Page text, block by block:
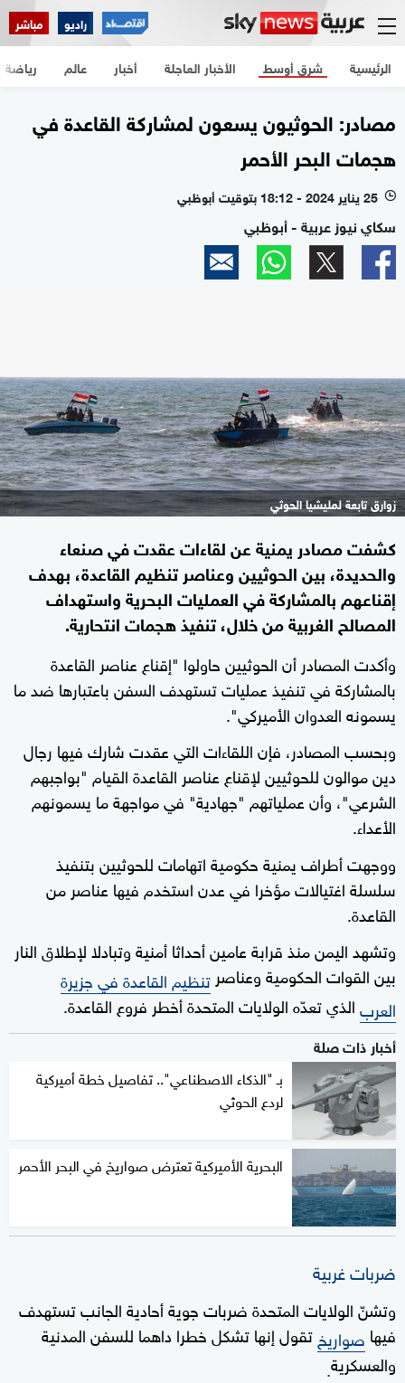
راديو مباشر
الرئيسية الأخبار العاجلة أخبار شرق أوسط عالم رياضة
مصادر: الحوثيون يسعون لمشاركة القاعدة في
هجمات البحر الأحمر
l 25 يناير 2024 - 18:12 بتوقيت أبوظبي
سكاي نيوز عربية - أبوظبي
زوارق تابعة لمليشيا الحوثي
كشفت مصادر يمنية عن لقاءات عقدت في صنعاء
والحديدة، بين الحوثيين وعناصر تنظيم القاعدة، بهدف
إقناعهم بالمشاركة في العمليات البحرية واستهداف
المصالح الغربية من خلال، تنفيذ هجمات انتحارية.
وأكدت المصادر أن الحوثيين حاولوا "إقناع عناصر القاعدة
بالمشاركة في تنفيذ عمليات تستهدف السفن باعتبارها ضد ما
يسمونه العدوان الأميركي".
وبحسب المصادر، فإن اللقاءات التي عقدت شارك فيها رجال
دين موالون للحوثيين لإقناع عناصر القاعدة القيام "بواجبهم
الشرعي"، وأن عملياتهم "جهادية" في مواجهة ما يسمونهم
الأعداء.
ووجهت أطراف يمنية حكومية اتهامات للحوثيين بتنفيذ
سلسلة اغتيالات مؤخرا في عدن استخدم فيها عناصر من
القاعدة.
وتشهد اليمن منذ قرابة عامين أحداثا أمنية وتبادلا لإطلاق النار
بين القوات الحكومية وعناصر تنظيم القاعدة في جزيرة
العربالذي تعدّه الولايات المتحدة أخطر فروع القاعدة.
أخبار ذات صلة
بـ "الذكاء الاصطناعي".. تفاصيل خطة أميركية
لردع الحوثي
البحرية الأميركية تعترض صواريخ في البحر الأحمر
ضربات غربية
وتشنّ الولايات المتحدة ضربات جوية أحادية الجانب تستهدف
فيها صواريختقول إنها تشكل خطرا داهما للسفن المدنية
والعسكرية.